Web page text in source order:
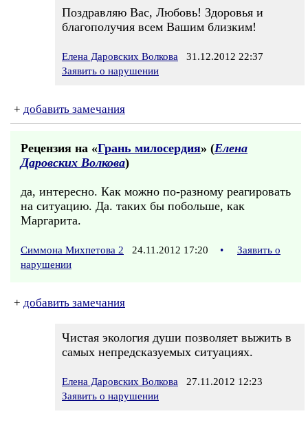
Поздравляю Вас, Любовь! Здоровья и
благополучия всем Вашим близким!
Елена Даровских Волкова 31.12.2012 22:37
Заявить о нарушении
+ добавить замечания
Рецензия на «Грань милосердия» (Елена
Даровских Волкова)
да, интересно. Как можно по-разному реагировать
на ситуацию. Да. таких бы побольше, как
Маргарита.
Симмона Михпетова 2 24.11.2012 17:20 •
Заявить о
нарушении
+ добавить замечания
Чистая экология души позволяет выжить в
самых непредсказуемых ситуациях.
Елена Даровских Волкова 27.11.2012 12:23
Заявить о нарушении